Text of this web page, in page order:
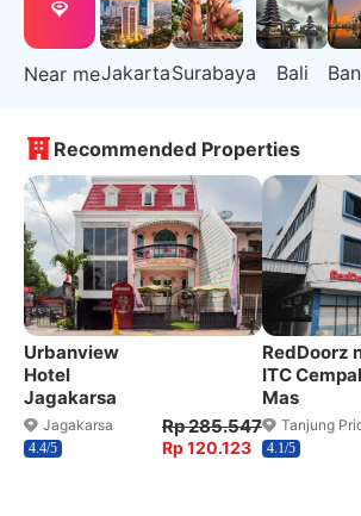
Near meJakartaSurabaya Bali
Recommended Properties
Urbanview
Hotel
Jagakarsa
Jagakarsa
4.4/5
Rp 285.547
Rp 120.123
RedDoorz
ITC
Mas
Tanjung
4.1/5